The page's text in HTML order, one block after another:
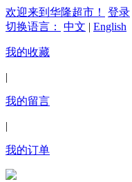
欢迎来到华隆超市！ 登录
切换语言：
中文 | English
我的收藏
|
我的留言
|
我的订单